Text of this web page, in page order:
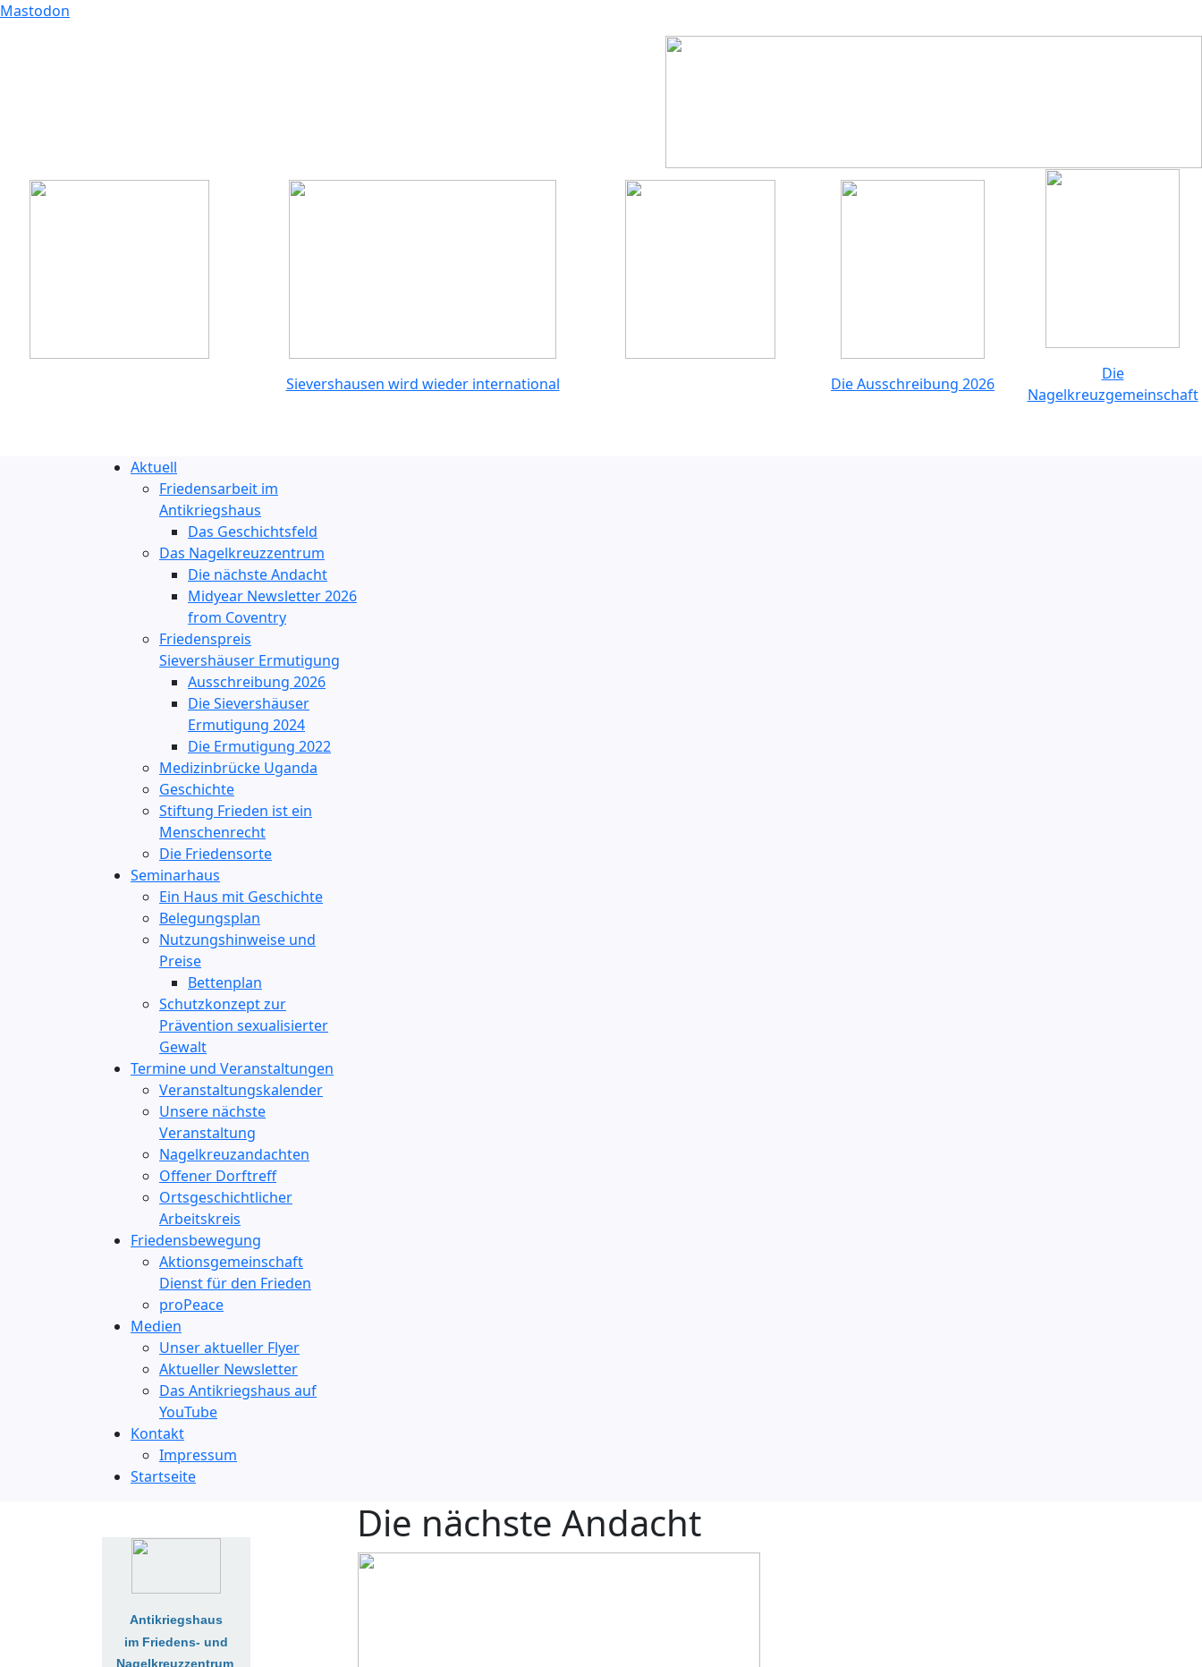
Mastodon
Sievershausen wird wieder international Die Ausschreibung 2026
Die
Nagelkreuzgemeinschaft
Aktuell
Friedensarbeit im
Antikriegshaus
Das Geschichtsfeld
Das Nagelkreuzzentrum
Die nächste Andacht
Midyear Newsletter 2026
from Coventry
Friedenspreis
Sievershäuser Ermutigung
Ausschreibung 2026
Die Sievershäuser
Ermutigung 2024
Die Ermutigung 2022
Medizinbrücke Uganda
Geschichte
Stiftung Frieden ist ein
Menschenrecht
Die Friedensorte
Seminarhaus
Ein Haus mit Geschichte
Belegungsplan
Nutzungshinweise und
Preise
Bettenplan
Schutzkonzept zur
Prävention sexualisierter
Gewalt
Termine und Veranstaltungen
Veranstaltungskalender
Unsere nächste
Veranstaltung
Nagelkreuzandachten
Offener Dorftreff
Ortsgeschichtlicher
Arbeitskreis
Friedensbewegung
Aktionsgemeinschaft
Dienst für den Frieden
proPeace
Medien
Unser aktueller Flyer
Aktueller Newsletter
Das Antikriegshaus auf
YouTube
Kontakt
Impressum
Startseite
Antikriegshaus
im Friedens- und
Nagelkreuzzentrum
Die nächste Andacht